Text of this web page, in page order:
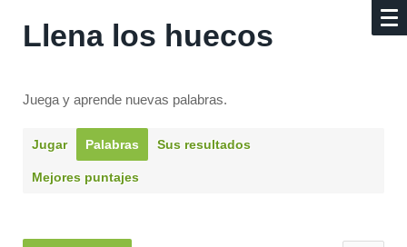
Llena los huecos
Juega y aprende nuevas palabras.
Jugar Palabras Sus resultados
Mejores puntajes